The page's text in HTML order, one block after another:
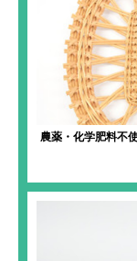
農薬・化学肥料不
ル料理や煮込み料